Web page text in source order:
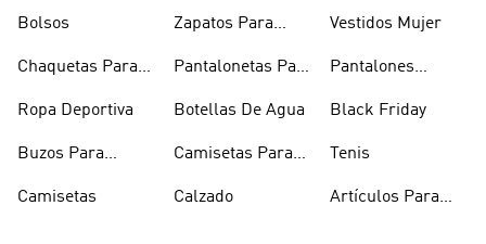
Bolsos
Chaquetas Para
Ropa Deportiva
Buzos Para
Camisetas
Zapatos Para
Pantalonetas Para
Botellas De Agua
Camisetas Para
Calzado
Vestidos Mujer
Pantalones
Black Friday
Tenis
Artículos Para